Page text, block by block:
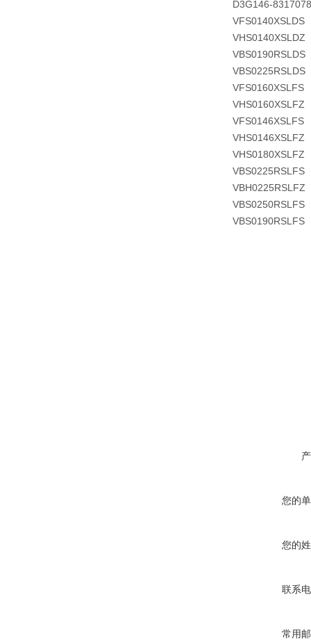
D3G146-
VFS0140XSLDS
VHS0140XSLDZ
VBS0190RSLDS
VBS0225RSLDS
VFS0160XSLFS
VHS0160XSLFZ
VFS0146XSLFS
VHS0146XSLFZ
VHS0180XSLFZ
VBS0225RSLFS
VBH0225RSLFZ
VBS0250RSLFS
VBS0190RSLFS
您的
您的
联系
常用